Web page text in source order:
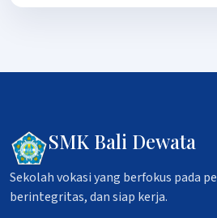
SMK Bali Dewata
Sekolah vokasi yang berfokus pada
berintegritas, dan siap kerja.